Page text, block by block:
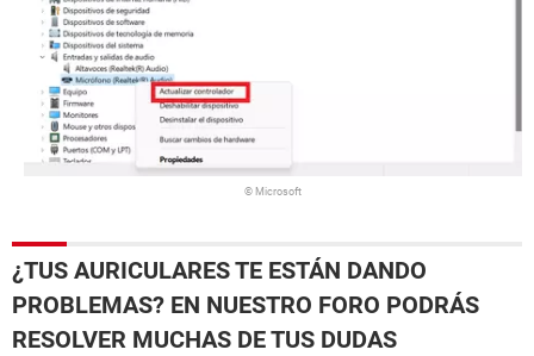
© Microsoft
¿TUS AURICULARES TE ESTÁN DANDO
PROBLEMAS? EN NUESTRO FORO PODRÁS
RESOLVER MUCHAS DE TUS DUDAS